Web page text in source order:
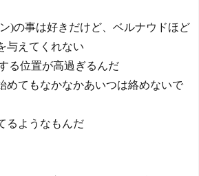
)の事は好きだけど、ベルナウドほど
与えてくれない
る位置が高過ぎるんだ
めてもなかなかあいつは絡めないで
るようなもんだ